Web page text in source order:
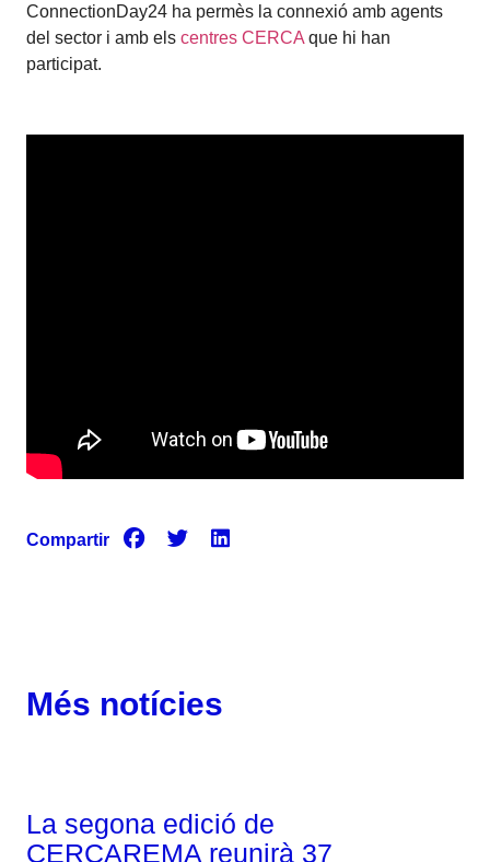
ConnectionDay24 ha permès la connexió amb agents
del sector i amb els centres CERCA que hi han
participat.
Compartir
Més notícies
La segona edició de
CERCAREMA reunirà 37